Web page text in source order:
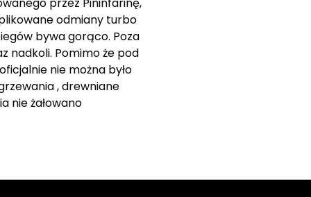
odmiany turbo
bywa gorąco. Poza
nadkoli. Pomimo że pod
nie można było
, drewniane
nie żałowano